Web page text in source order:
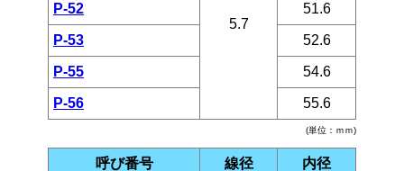
(単位：ｍｍ)
5.7
P-52 51.6
P-53 52.6
P-55 54.6
P-56 55.6
呼び番号 線径 内径